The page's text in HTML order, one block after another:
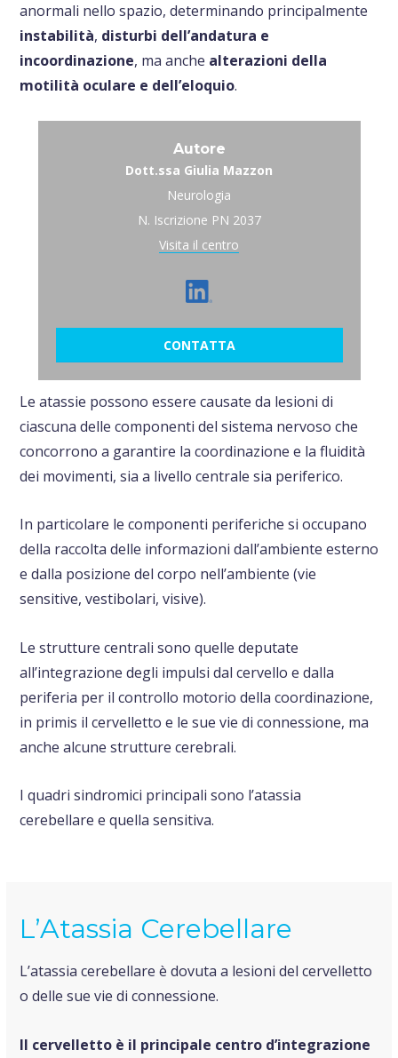
anormali nello spazio, determinando principalmente
instabilità, disturbi dell’andatura e
incoordinazione, ma anche alterazioni della
motilità oculare e dell’eloquio.
Autore
Dott.ssa Giulia Mazzon
Neurologia
N. Iscrizione PN 2037
Visita il centro
CONTATTA
Le atassie possono essere causate da lesioni di
ciascuna delle componenti del sistema nervoso che
concorrono a garantire la coordinazione e la fluidità
dei movimenti, sia a livello centrale sia periferico.
In particolare le componenti periferiche si occupano
della raccolta delle informazioni dall’ambiente esterno
e dalla posizione del corpo nell’ambiente (vie
sensitive, vestibolari, visive).
Le strutture centrali sono quelle deputate
all’integrazione degli impulsi dal cervello e dalla
periferia per il controllo motorio della coordinazione,
in primis il cervelletto e le sue vie di connessione, ma
anche alcune strutture cerebrali.
I quadri sindromici principali sono l’atassia
cerebellare e quella sensitiva.
L’Atassia Cerebellare
L’atassia cerebellare è dovuta a lesioni del cervelletto
o delle sue vie di connessione.
Il cervelletto è il principale centro d’integrazione